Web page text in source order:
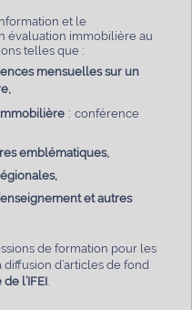
et le
évaluation immobilière au
telles que :
mensuelles sur un
: conférence
emblématiques,
et autres
de formation pour les
d’articles de fond
l’IFEI.